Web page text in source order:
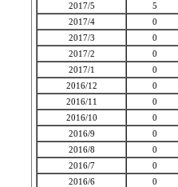
2017/5
5
2017/4
0
2017/3
0
2017/2
0
2017/1
0
2016/12
0
2016/11
0
2016/10
0
2016/9
0
2016/8
0
2016/7
0
2016/6
0